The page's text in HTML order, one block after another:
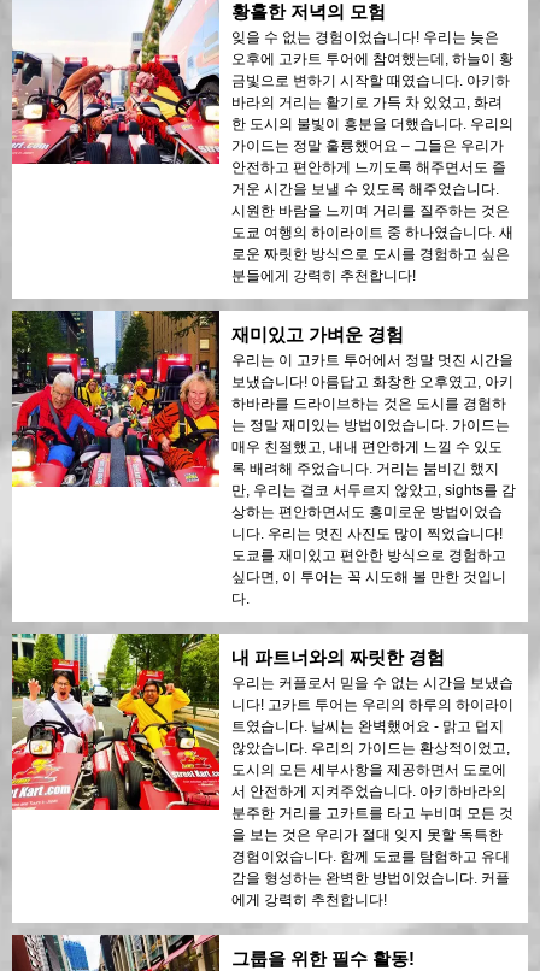
황홀한 저녁의 모험
잊을 수 없는 경험이었습니다! 우리는 늦은
오후에 고카트 투어에 참여했는데, 하늘이 황
금빛으로 변하기 시작할 때였습니다. 아키하
바라의 거리는 활기로 가득 차 있었고, 화려
한 도시의 불빛이 흥분을 더했습니다. 우리의
가이드는 정말 훌륭했어요 – 그들은 우리가
안전하고 편안하게 느끼도록 해주면서도 즐
거운 시간을 보낼 수 있도록 해주었습니다.
시원한 바람을 느끼며 거리를 질주하는 것은
도쿄 여행의 하이라이트 중 하나였습니다. 새
로운 짜릿한 방식으로 도시를 경험하고 싶은
분들에게 강력히 추천합니다!
재미있고 가벼운 경험
우리는 이 고카트 투어에서 정말 멋진 시간을
보냈습니다! 아름답고 화창한 오후였고, 아키
하바라를 드라이브하는 것은 도시를 경험하
는 정말 재미있는 방법이었습니다. 가이드는
매우 친절했고, 내내 편안하게 느낄 수 있도
록 배려해 주었습니다. 거리는 붐비긴 했지
만, 우리는 결코 서두르지 않았고, sights를 감
상하는 편안하면서도 흥미로운 방법이었습
니다. 우리는 멋진 사진도 많이 찍었습니다!
도쿄를 재미있고 편안한 방식으로 경험하고
싶다면, 이 투어는 꼭 시도해 볼 만한 것입니
다.
내 파트너와의 짜릿한 경험
우리는 커플로서 믿을 수 없는 시간을 보냈습
니다! 고카트 투어는 우리의 하루의 하이라이
트였습니다. 날씨는 완벽했어요 - 맑고 덥지
않았습니다. 우리의 가이드는 환상적이었고,
도시의 모든 세부사항을 제공하면서 도로에
서 안전하게 지켜주었습니다. 아키하바라의
분주한 거리를 고카트를 타고 누비며 모든 것
을 보는 것은 우리가 절대 잊지 못할 독특한
경험이었습니다. 함께 도쿄를 탐험하고 유대
감을 형성하는 완벽한 방법이었습니다. 커플
에게 강력히 추천합니다!
그룹을 위한 필수 활동!